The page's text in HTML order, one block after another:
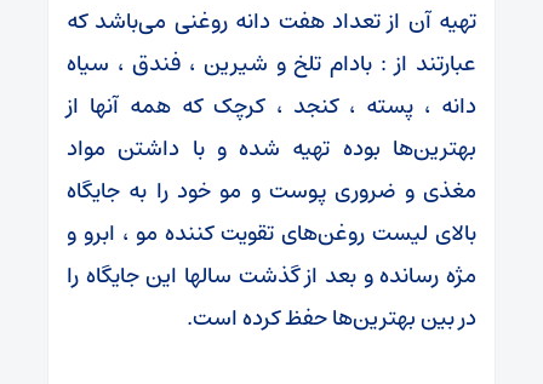
تهیه آن از تعداد هفت دانه روغنی می‌باشد که
عبارتند از : بادام تلخ و شیرین ، فندق ، سیاه
دانه ، پسته ، کنجد ، کرچک که همه آنها از
بهترین‌ها بوده تهیه شده و با داشتن مواد
مغذی و ضروری پوست و مو خود را به جایگاه
بالای لیست روغن‌های تقویت کننده مو ، ابرو و
مژه رسانده و بعد از گذشت سالها این جایگاه را
در بین بهترین‌ها حفظ کرده است.